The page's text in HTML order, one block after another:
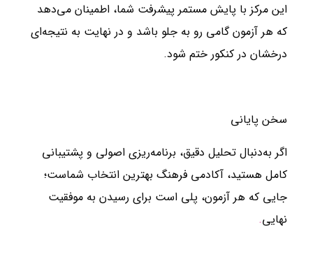
این مرکز با پایش مستمر پیشرفت شما، اطمینان می‌دهد
که هر آزمون گامی رو به جلو باشد و در نهایت به نتیجه‌ای
درخشان در کنکور ختم شود.
سخن پایانی
اگر به‌دنبال تحلیل دقیق، برنامه‌ریزی اصولی و پشتیبانی
کامل هستید، آکادمی فرهنگ بهترین انتخاب شماست؛
جایی که هر آزمون، پلی است برای رسیدن به موفقیت
نهایی.